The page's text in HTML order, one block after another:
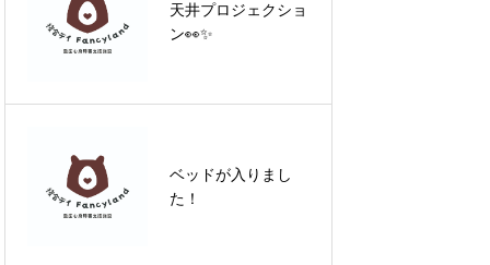
天井プロジェクショ
ン👀✨
ベッドが入りまし
た！
税金を預けているの
か──年末調整の謎
ない本当の理由
は“やる気不足”じゃ